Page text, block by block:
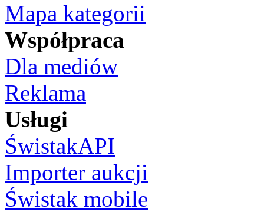
Mapa kategorii
Współpraca
Dla mediów
Reklama
Usługi
ŚwistakAPI
Importer aukcji
Świstak mobile